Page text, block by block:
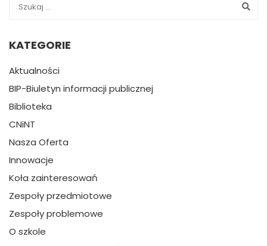
KATEGORIE
Aktualności
BIP-Biuletyn informacji publicznej
Biblioteka
CNiNT
Nasza Oferta
Innowacje
Koła zainteresowań
Zespoły przedmiotowe
Zespoły problemowe
O szkole